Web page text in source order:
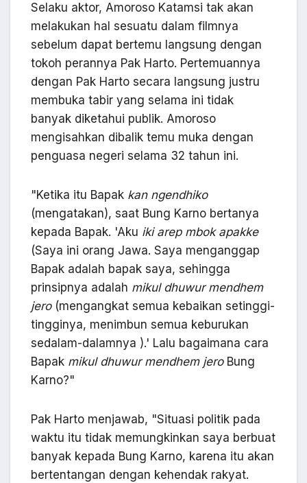
Selaku aktor, Amoroso Katamsi tak akan
melakukan hal sesuatu dalam filmnya
sebelum dapat bertemu langsung dengan
tokoh perannya Pak Harto. Pertemuannya
dengan Pak Harto secara langsung justru
membuka tabir yang selama ini tidak
banyak diketahui publik. Amoroso
mengisahkan dibalik temu muka dengan
penguasa negeri selama 32 tahun ini.
"Ketika itu Bapak kan ngendhiko
(mengatakan), saat Bung Karno bertanya
kepada Bapak. 'Aku iki arep mbok apakke
(Saya ini orang Jawa. Saya menganggap
Bapak adalah bapak saya, sehingga
prinsipnya adalah mikul dhuwur mendhem
jero (mengangkat semua kebaikan setinggi-
tingginya, menimbun semua keburukan
sedalam-dalamnya ).' Lalu bagaimana cara
Bapak mikul dhuwur mendhem jeroBung
Karno?"
Pak Harto menjawab, "Situasi politik pada
waktu itu tidak memungkinkan saya berbuat
banyak kepada Bung Karno, karena itu akan
bertentangan dengan kehendak rakyat.